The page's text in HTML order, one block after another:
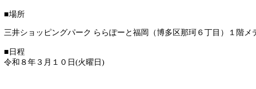
■場所
三井ショッピングパーク ららぽーと福岡（博多区那珂６丁目）１階メ
■日程
令和８年３月１０日(火曜日)